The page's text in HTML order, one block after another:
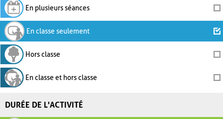
En plusieurs séances
En classe seulement
Hors classe
En classe et hors classe
DURÉE DE L'ACTIVITÉ